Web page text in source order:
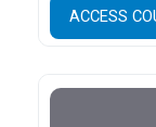
ACCESS